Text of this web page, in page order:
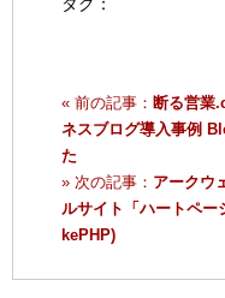
タグ：
« 前の記事： 断る営業
ネスブログ導入事例
た
» 次の記事： アークウ
ルサイト「ハートペー
kePHP)